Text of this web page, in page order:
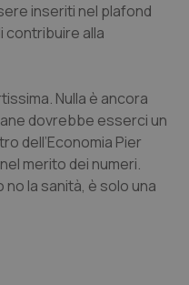
inseriti nel plafond
contribuire alla
Nulla è ancora
dovrebbe esserci un
dell’Economia Pier
merito dei numeri.
la sanità, è solo una